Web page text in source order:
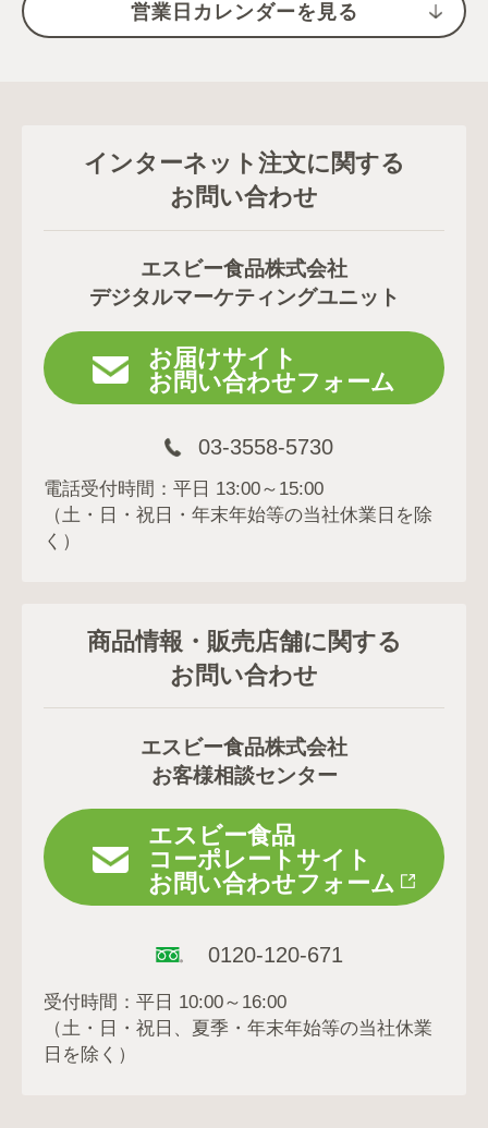
営業日カレンダーを見る
インターネット注文に関する
お問い合わせ
エスビー食品株式会社
デジタルマーケティングユニット
お届けサイト
お問い合わせフォーム
03-3558-5730
電話受付時間：平日 13:00～15:00
（土・日・祝日・年末年始等の当社休業日を除
く）
商品情報・販売店舗に関する
お問い合わせ
エスビー食品株式会社
お客様相談センター
エスビー食品
コーポレートサイト
お問い合わせフォーム
0120-120-671
受付時間：平日 10:00～16:00
（土・日・祝日、夏季・年末年始等の当社休業
日を除く）